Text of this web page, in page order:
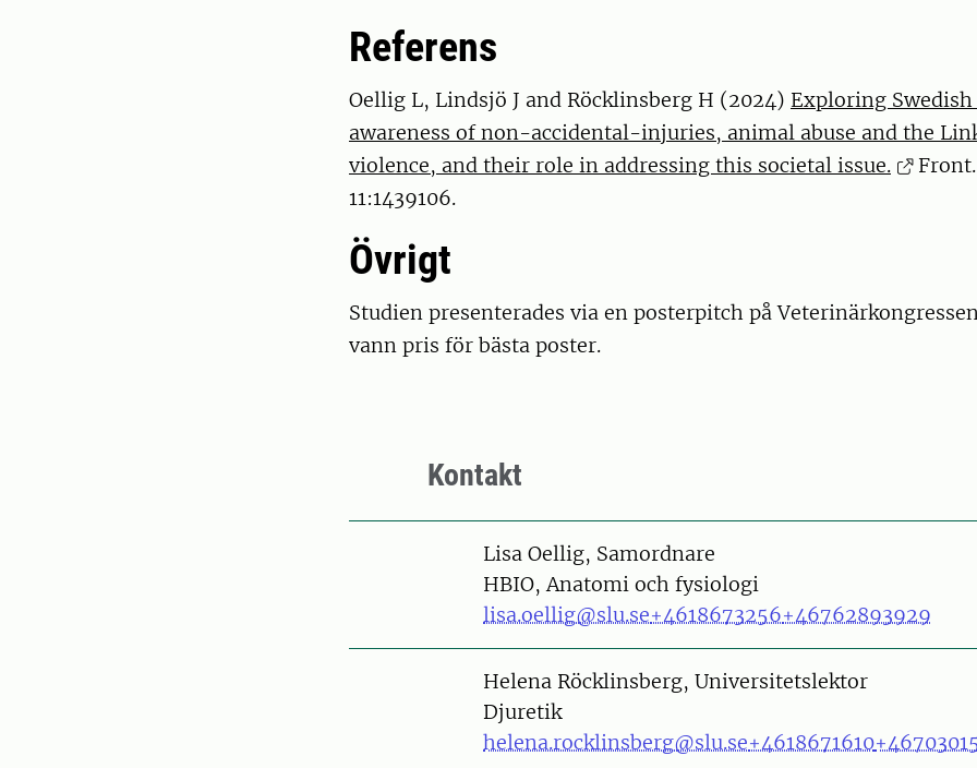
Referens
Oellig L, Lindsjö J and Röcklinsberg H (2024) Exploring
awareness of non-accidental-injuries, animal abuse and the
violence, and their role in addressing this societal issue.
Front.
11:1439106.
Övrigt
Studien presenterades via en posterpitch på
vann pris för bästa poster.
Kontakt
PersonLisa Oellig, Samordnare
HBIO, Anatomi och fysiologi
lisa.oellig@slu.se+4618673256+46762893929
PersonHelena Röcklinsberg, Universitetslektor
Djuretik
helena.rocklinsberg@slu.se+4618671610